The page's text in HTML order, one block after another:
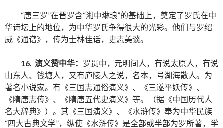
“唐三罗”在晋罗含“湘中琳琅”的基础上，奠定了罗氏在中
华诗坛上的地位，为中华罗氏争得很大的光彩。他们与罗绍
威《通谱》，传为士林佳话，史志美谈。
16. 演义赞中华： 罗贯中，元明间人，有说太原人，有说
山东人、钱塘人，又有庐陵人之说，名本，号湖海散人。为
著名小说家。有《三国志通俗演义》、《三遂平妖传》、
《隋唐志传》、《隋唐五代史演义》等。（据《中国历代人
名大辞典》）。其《三国演义》、《水浒传》奉为中华民族
“四大古典文学”，纵使《水浒传》是全部或半部为罗所著，学